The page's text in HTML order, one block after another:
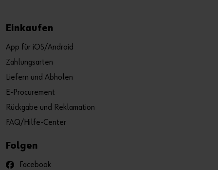
Einkaufen
App für iOS/Android
Zahlungsarten
Liefern und Abholen
E-Procurement
Rückgabe und Reklamation
FAQ/Hilfe-Center
Folgen
Facebook